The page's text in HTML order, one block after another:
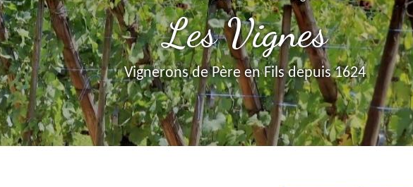
Les Vignes
Vignerons de Père en Fils depuis 1624